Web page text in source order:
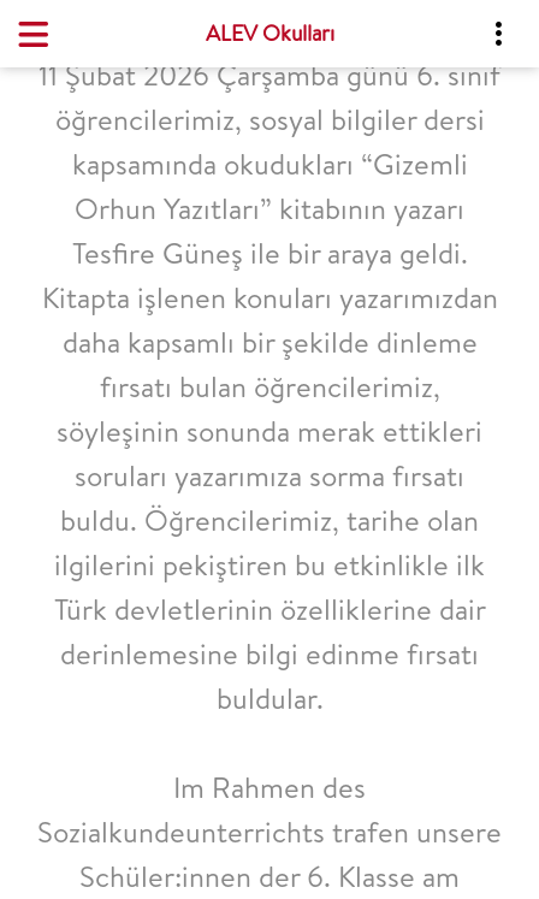
ALEV Okulları
11 Şubat 2026 Çarşamba günü 6. sınıf
öğrencilerimiz, sosyal bilgiler dersi
kapsamında okudukları “Gizemli
Orhun Yazıtları” kitabının yazarı
Tesfire Güneş ile bir araya geldi.
Kitapta işlenen konuları yazarımızdan
daha kapsamlı bir şekilde dinleme
fırsatı bulan öğrencilerimiz,
söyleşinin sonunda merak ettikleri
soruları yazarımıza sorma fırsatı
buldu. Öğrencilerimiz, tarihe olan
ilgilerini pekiştiren bu etkinlikle ilk
Türk devletlerinin özelliklerine dair
derinlemesine bilgi edinme fırsatı
buldular.
Im Rahmen des
Sozialkundeunterrichts trafen unsere
Schüler:innen der 6. Klasse am